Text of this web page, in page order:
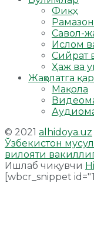
Фиқҳ
Рамазон
Савол-
Ислом
Сийрат
Ҳаж ва
Жаҳолатга
Мақола
© 2021 alhidoya.uz
Ўзбекистон
вилояти
Ишлаб чиқувчи
[wbcr_snippet